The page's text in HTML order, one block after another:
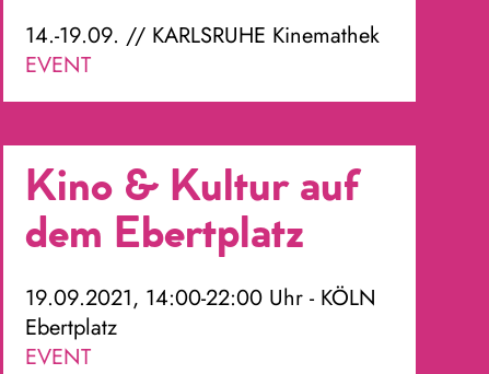
14.-19.09. // KARLSRUHE Kinemathek
EVENT
Kino & Kultur auf
dem Ebertplatz
19.09.2021, 14:00-22:00 Uhr - KÖLN
Ebertplatz
EVENT